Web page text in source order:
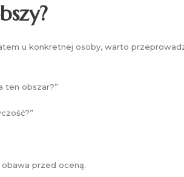
u konkretnej osoby, warto
ten obszar?”
przed oceną.